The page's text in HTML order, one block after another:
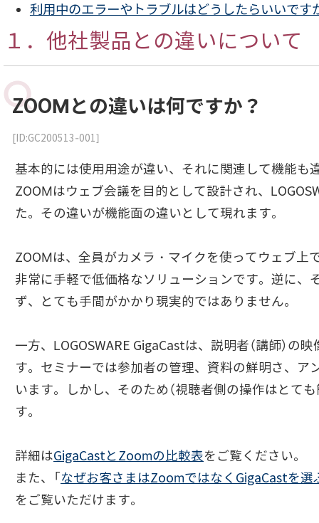
利用中のエラーやトラブルはどうしたらいいです
１．他社製品との違いについて
ZOOMとの違いは何ですか？
[ID:GC200513-001]
基本的には使用用途が違い、それに関連して機能も
ZOOMはウェブ会議を目的として設計され、
た。その違いが機能面の違いとして現れます。
ZOOMは、全員がカメラ・マイクを使ってウェブ
非常に手軽で低価格なソリューションです。逆に
ず、とても手間がかかり現実的ではありません。
一方、LOGOSWARE GigaCastは、説明者（講師）
す。セミナーでは参加者の管理、資料の鮮明さ、
います。しかし、そのため（視聴者側の操作はとて
す。
詳細はGigaCastとZoomの比較表をご覧ください。
また、「なぜお客さまはZoomではなくGigaCastを選
をご覧いただけます。